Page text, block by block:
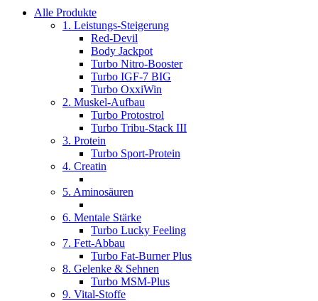
Alle Produkte
1. Leistungs-Steigerung
Red-Devil
Body Jackpot
Turbo Nitro-Booster
Turbo IGF-7 BIG
Turbo OxxiWin
2. Muskel-Aufbau
Turbo Protostrol
Turbo Tribu-Stack III
3. Protein
Turbo Sport-Protein
4. Creatin
5. Aminosäuren
6. Mentale Stärke
Turbo Lucky Feeling
7. Fett-Abbau
Turbo Fat-Burner Plus
8. Gelenke & Sehnen
Turbo MSM-Plus
9. Vital-Stoffe